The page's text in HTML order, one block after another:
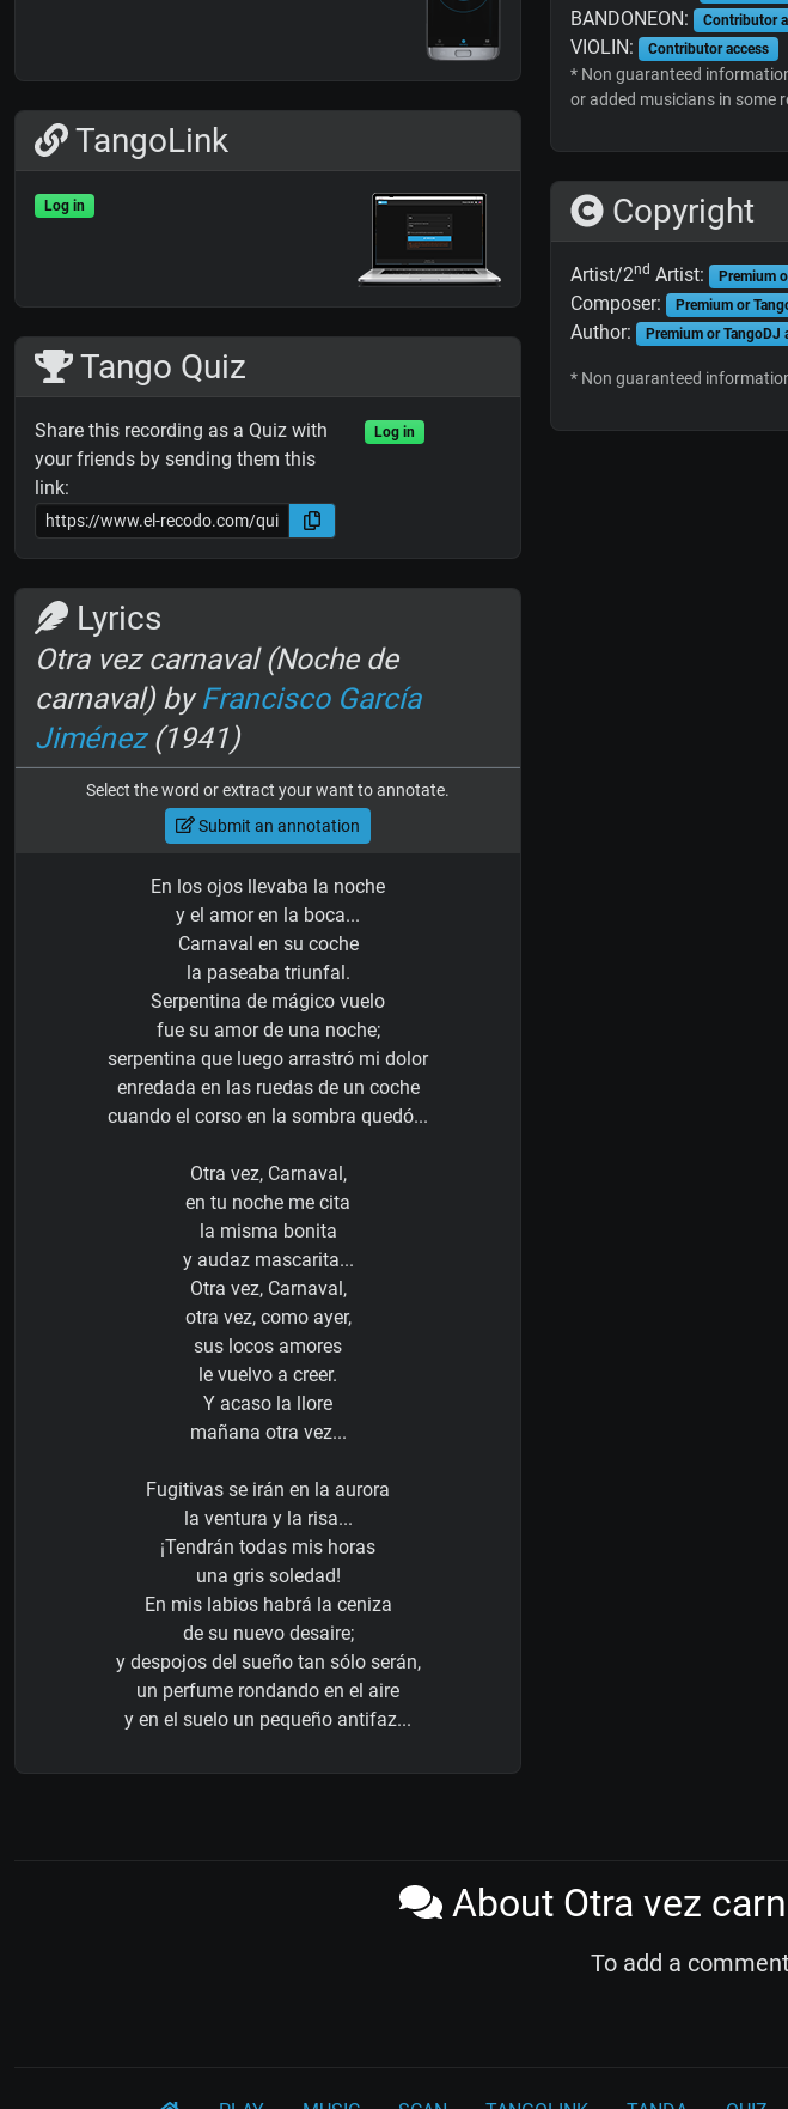
TangoLink
Log in
Tango Quiz
Share this recording as a Quiz with
your friends by sending them this
link:
Log in
Lyrics
Otra vez carnaval (Noche de
carnaval) byFrancisco García
Jiménez(1941)
Select the word or extract your want to annotate.
Submit an annotation
En los ojos llevaba la noche
y el amor en la boca...
Carnaval en su coche
la paseaba triunfal.
Serpentina de mágico vuelo
fue su amor de una noche;
serpentina que luego arrastró mi dolor
enredada en las ruedas de un coche
cuando el corso en la sombra quedó...
Otra vez, Carnaval,
en tu noche me cita
la misma bonita
y audaz mascarita...
Otra vez, Carnaval,
otra vez, como ayer,
sus locos amores
le vuelvo a creer.
Y acaso la llore
mañana otra vez...
Fugitivas se irán en la aurora
la ventura y la risa...
¡Tendrán todas mis horas
una gris soledad!
En mis labios habrá la ceniza
de su nuevo desaire;
y despojos del sueño tan sólo serán,
un perfume rondando en el aire
y en el suelo un pequeño antifaz...
BANDONEON: Contributor
VIOLIN: Contributor access
* Non guaranteed
or added musicians in some
Copyright
Artist/2nd Artist: Premium
Composer: Premium or
Author: Premium or TangoDJ
* Non guaranteed
About Otra vez
To add a